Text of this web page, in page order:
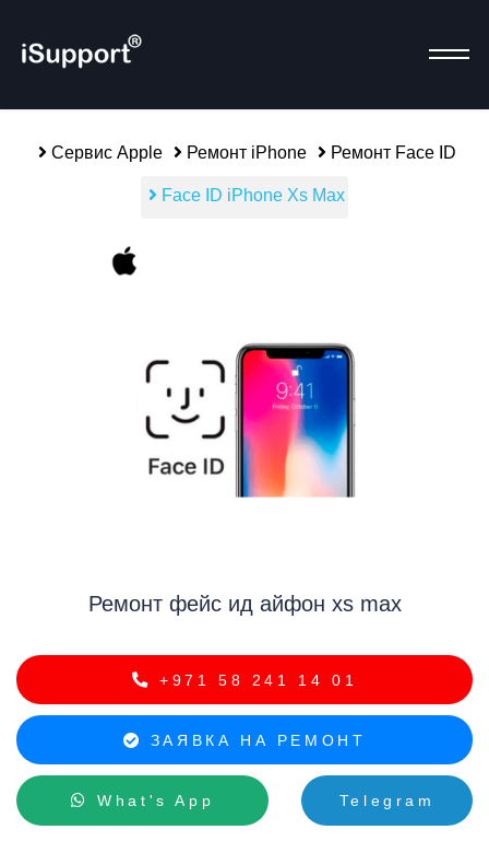
Сервис Apple Ремонт iPhone Ремонт Face ID
Face ID iPhone Xs Max
Ремонт фейс ид айфон xs max
+971 58 241 14 01
ЗАЯВКА НА РЕМОНТ
What's App Telegram